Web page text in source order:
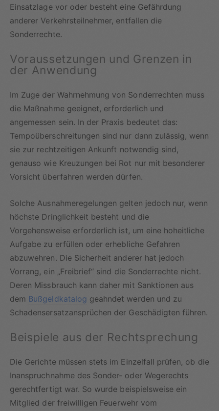
Einsatzlage vor oder besteht eine Gefährdung
anderer Verkehrsteilnehmer, entfallen die
Sonderrechte.
Voraussetzungen und Grenzen in
der Anwendung
Im Zuge der Wahrnehmung von Sonderrechten muss
die Maßnahme geeignet, erforderlich und
angemessen sein. In der Praxis bedeutet das:
Tempoüberschreitungen sind nur dann zulässig, wenn
sie zur rechtzeitigen Ankunft notwendig sind,
genauso wie Kreuzungen bei Rot nur mit besonderer
Vorsicht überfahren werden dürfen.
Solche Ausnahmeregelungen gelten jedoch nur, wenn
höchste Dringlichkeit besteht und die
Vorgehensweise erforderlich ist, um eine hoheitliche
Aufgabe zu erfüllen oder erhebliche Gefahren
abzuwehren. Die Sicherheit anderer hat jedoch
Vorrang, ein „Freibrief“ sind die Sonderrechte nicht.
Deren Missbrauch kann daher mit Sanktionen aus
dem Bußgeldkatalog geahndet werden und zu
Schadensersatzansprüchen der Geschädigten führen.
Beispiele aus der Rechtsprechung
Die Gerichte müssen stets im Einzelfall prüfen, ob die
Inanspruchnahme des Sonder- oder Wegerechts
gerechtfertigt war. So wurde beispielsweise ein
Mitglied der freiwilligen Feuerwehr vom